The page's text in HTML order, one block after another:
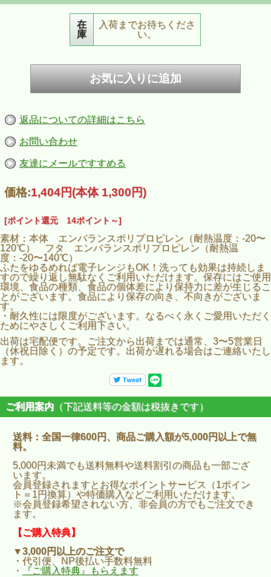
在
庫
入荷までお待ちくださ
い。
返品についての詳細はこちら
お問い合わせ
友達にメールですすめる
価格:1,404円(本体 1,300円)
[ポイント還元 14ポイント～]
素材：本体 エンバランスポリプロピレン（耐熱温度：-20〜
120℃） フタ エンバランスポリプロピレン（耐熱温
度：-20〜140℃）
ふたをゆるめれば電子レンジもOK！洗っても効果は持続しま
すので繰り返し無駄なくご利用いただけます。保存にはご使用
環境、食品の種類、食品の個体差により保持力に差が生じるこ
とがございます。食品により保存の向き、不向きがございま
す。
・耐久性には限度がございます。なるべく永くご愛用いただく
ためにやさしくご利用下さい。
出荷は宅配便です。ご注文から出荷までは通常、3〜5営業日
（休祝日除く）の予定です。出荷が遅れる場合はご連絡いたし
ます。
ご利用案内 （下記送料等の金額は税抜きです）
送料：全国一律600円、商品ご購入額が5,000円以上で無
料。
5,000円未満でも送料無料や送料割引の商品も一部ござ
います。
会員登録されますとお得なポイントサービス（1ポイン
ト＝1円換算）や特価購入などご利用いただけます。
※会員登録希望されない方、非会員の方でもご注文でき
ます。
【ご購入特典】
▼3,000円以上のご注文で
・代引便、NP後払い手数料無料
・
『ご購入特典』もらえます